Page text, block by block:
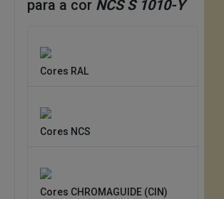
para a cor NCS S 1010-Y
Cores RAL
Cores NCS
Cores CHROMAGUIDE (CIN)